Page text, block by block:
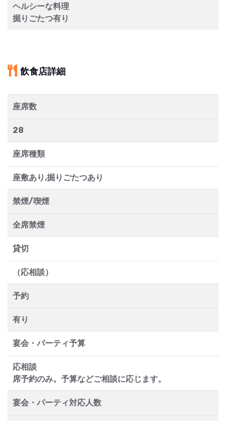
ヘルシーな料理
掘りごたつ有り
飲食店詳細
座席数
28
座席種類
座敷あり,掘りごたつあり
禁煙/喫煙
全席禁煙
貸切
（応相談）
予約
有り
宴会・パーティ予算
応相談
席予約のみ。予算などご相談に応じます。
宴会・パーティ対応人数